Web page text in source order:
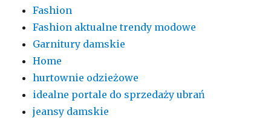
Fashion
Fashion aktualne trendy modowe
Garnitury damskie
Home
hurtownie odzieżowe
idealne portale do sprzedaży ubrań
jeansy damskie